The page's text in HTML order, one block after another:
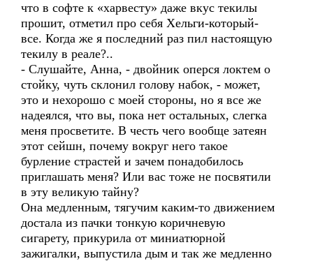
что в софте к «харвесту» даже вкус текилы
прошит, отметил про себя Хельги-который-
все. Когда же я последний раз пил настоящую
текилу в реале?..
- Слушайте, Анна, - двойник оперся локтем о
стойку, чуть склонил голову набок, - может,
это и нехорошо с моей стороны, но я все же
надеялся, что вы, пока нет остальных, слегка
меня просветите. В честь чего вообще затеян
этот сейшн, почему вокруг него такое
бурление страстей и зачем понадобилось
приглашать меня? Или вас тоже не посвятили
в эту великую тайну?
Она медленным, тягучим каким-то движением
достала из пачки тонкую коричневую
сигарету, прикурила от миниатюрной
зажигалки, выпустила дым и так же медленно